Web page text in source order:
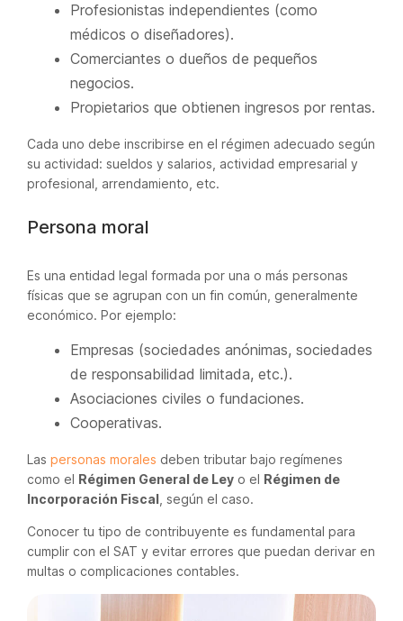
Profesionistas independientes (como
médicos o diseñadores).
Comerciantes o dueños de pequeños
negocios.
Propietarios que obtienen ingresos por rentas.
Cada uno debe inscribirse en el régimen adecuado según
su actividad: sueldos y salarios, actividad empresarial y
profesional, arrendamiento, etc.
Persona moral
Es una entidad legal formada por una o más personas
físicas que se agrupan con un fin común, generalmente
económico. Por ejemplo:
Empresas (sociedades anónimas, sociedades
de responsabilidad limitada, etc.).
Asociaciones civiles o fundaciones.
Cooperativas.
Las personas morales deben tributar bajo regímenes
como el Régimen General de Ley o el Régimen de
Incorporación Fiscal , según el caso.
Conocer tu tipo de contribuyente es fundamental para
cumplir con el SAT y evitar errores que puedan derivar en
multas o complicaciones contables.